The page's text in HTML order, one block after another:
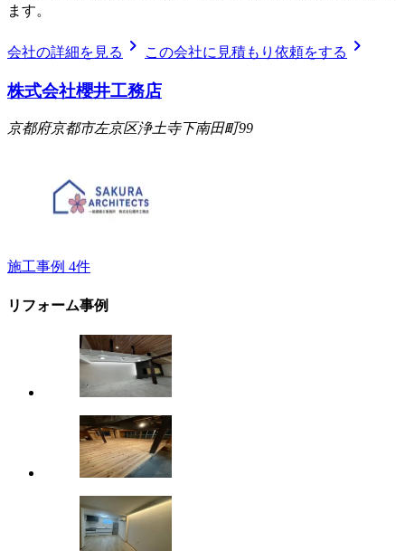
ます。
会社の詳細を見る chevron_right この会社に見積もり依頼をする chevron_right
株式会社櫻井工務店
京都府京都市左京区浄土寺下南田町99
施工事例 4件
リフォーム事例